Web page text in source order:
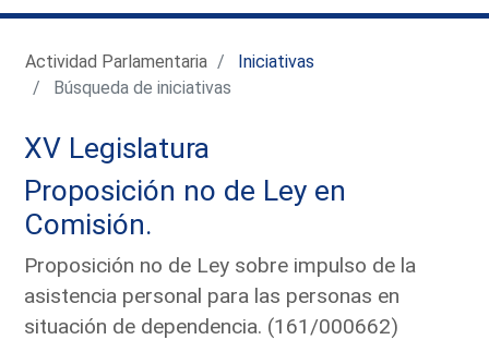
Actividad Parlamentaria
Iniciativas
Búsqueda de iniciativas
XV Legislatura
Proposición no de Ley en
Comisión.
Proposición no de Ley sobre impulso de la
asistencia personal para las personas en
situación de dependencia. (161/000662)